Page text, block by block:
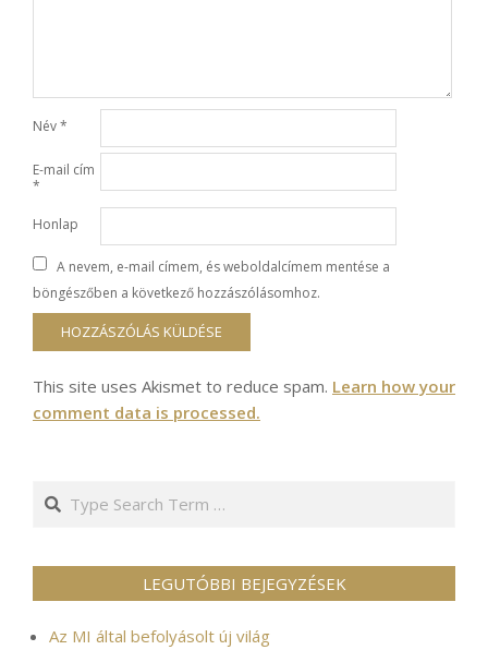
Név*
E-mail cím
*
Honlap
A nevem, e-mail címem, és weboldalcímem mentése a
böngészőben a következő hozzászólásomhoz.
This site uses Akismet to reduce spam. Learn how your
comment data is processed.
Search
LEGUTÓBBI BEJEGYZÉSEK
Az MI által befolyásolt új világ